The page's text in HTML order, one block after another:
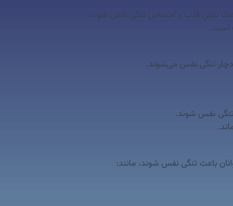
باعث تپش قلب و احساس تنگی نفس شوند.
است.
دچار تنگی نفس می‌شوند.
تنگی نفس شوند.
باعث تنگی نفس شوند، مانند: